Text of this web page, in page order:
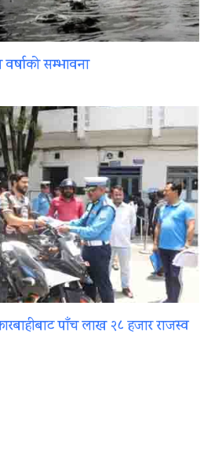
सम्भावना
पाँच लाख २८ हजार राजस्व